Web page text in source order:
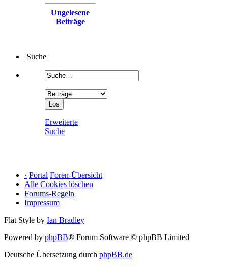
Ungelesene
Beiträge
Suche
Erweiterte
Suche
· Portal Foren-Übersicht
Alle Cookies löschen
Forums-Regeln
Impressum
Flat Style by Ian Bradley
Powered by phpBB® Forum Software © phpBB Limited
Deutsche Übersetzung durch phpBB.de